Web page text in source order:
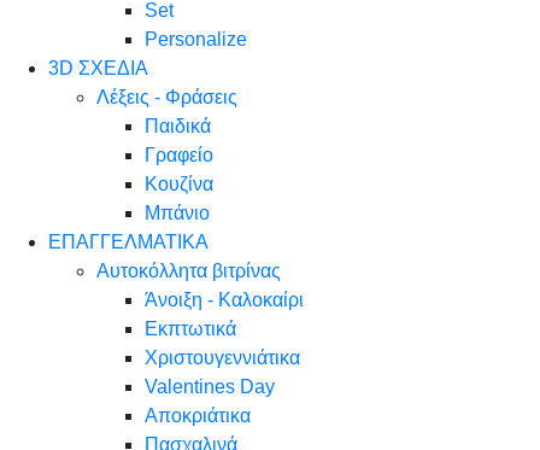
Set
Personalize
3D ΣΧΕΔΙΑ
Λέξεις - Φράσεις
Παιδικά
Γραφείο
Κουζίνα
Μπάνιο
ΕΠΑΓΓΕΛΜΑΤΙΚΑ
Αυτοκόλλητα βιτρίνας
Άνοιξη - Καλοκαίρι
Εκπτωτικά
Χριστουγεννιάτικα
Valentines Day
Αποκριάτικα
Πασχαλινά